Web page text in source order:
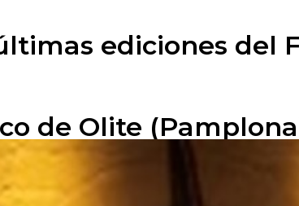
ediciones del
de Olite